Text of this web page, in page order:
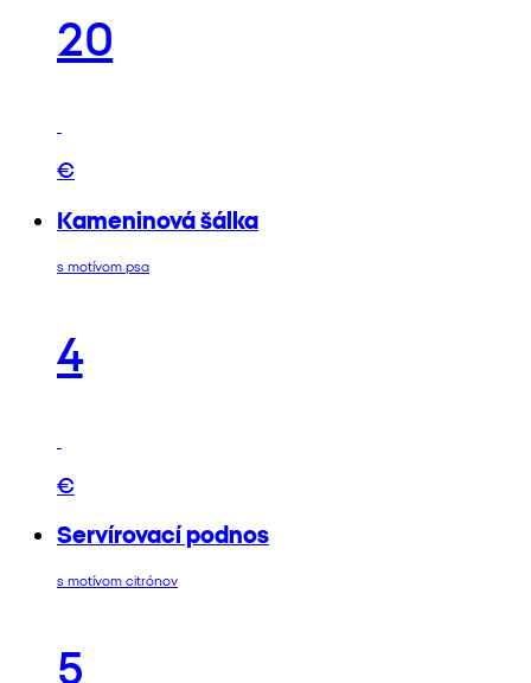
20
€
Kameninová šálka
s motívom psa
4
€
Servírovací podnos
s motívom citrónov
5